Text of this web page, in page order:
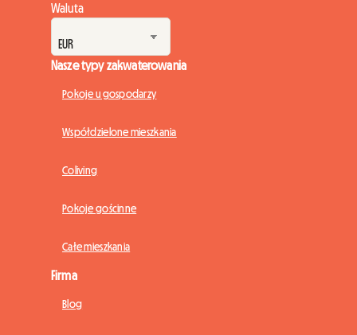
Waluta
Nasze typy zakwaterowania
Pokoje u gospodarzy
Współdzielone mieszkania
Coliving
Pokoje gościnne
Całe mieszkania
Firma
Blog